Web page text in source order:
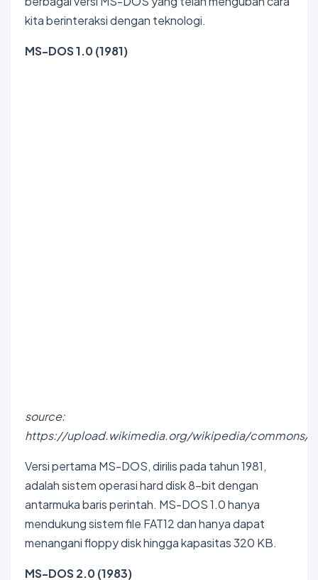
kita berinteraksi dengan teknologi.
MS-DOS 1.0 (1981)
source:
https://upload.wikimedia.org/wikipedia/commons/f/
Versi pertama MS-DOS, dirilis pada tahun 1981,
adalah sistem operasi hard disk 8-bit dengan
antarmuka baris perintah. MS-DOS 1.0 hanya
mendukung sistem file FAT12 dan hanya dapat
menangani floppy disk hingga kapasitas 320 KB.
MS-DOS 2.0 (1983)